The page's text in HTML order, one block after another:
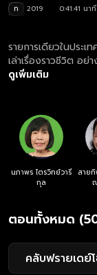
ท 2019
0:41:41 นาที
รายการเดียวในประ
เล่าเรื่องราวชีวิต อย่
จากก้นบึ้งของหัวใจ เ
ดูเพิ่มเติม
นภาพร ไตรวิทย์วารี
กุล
สาย
ตอนทั้งหมด
คลับฟรายเดย์